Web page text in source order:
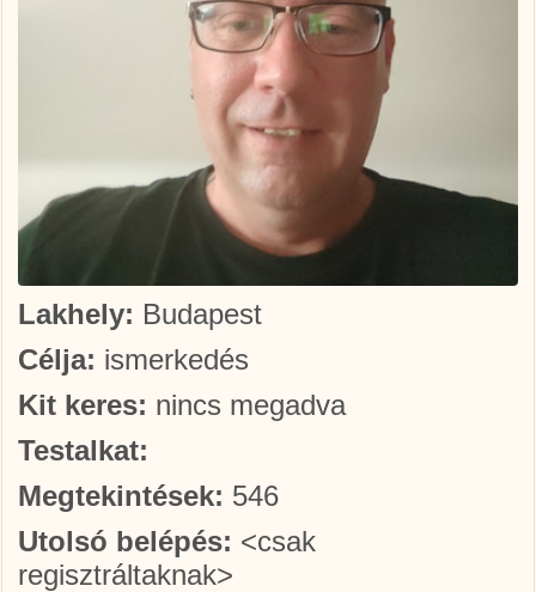
Lakhely: Budapest
Célja: ismerkedés
Kit keres: nincs megadva
Testalkat:
Megtekintések: 546
Utolsó belépés: <csak
regisztráltaknak>